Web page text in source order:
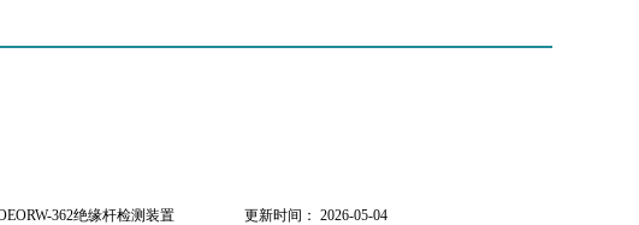
362绝缘杆检测装置
更新时间： 2026-05-04